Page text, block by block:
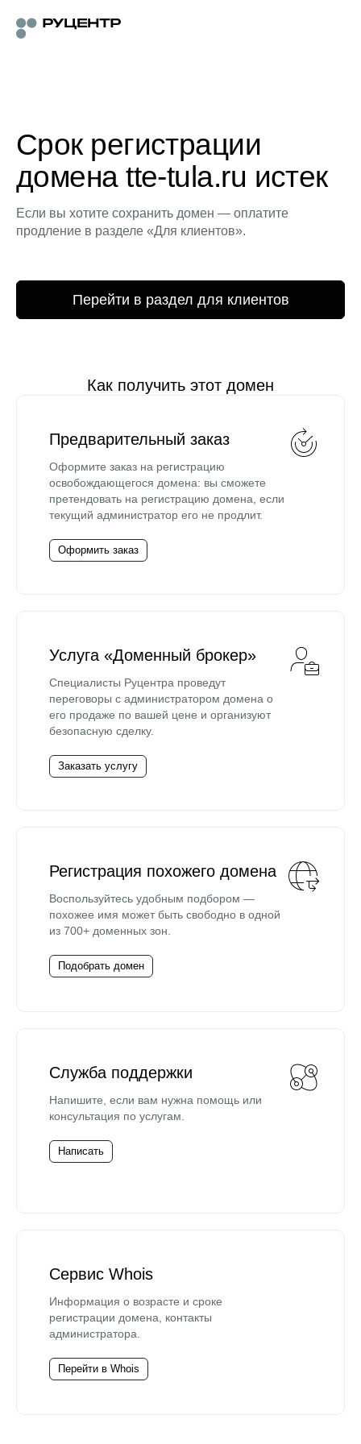
Срок регистрации
домена tte-tula.ru истек
Если вы хотите сохранить домен — оплатите
продление в разделе «Для клиентов».
Перейти в раздел для клиентов
Как получить этот домен
Предварительный заказ
Оформите заказ на регистрацию
освобождающегося домена: вы сможете
претендовать на регистрацию домена, если
текущий администратор его не продлит.
Оформить заказ
Услуга «Доменный брокер»
Специалисты Руцентра проведут
переговоры с администратором домена о
его продаже по вашей цене и организуют
безопасную сделку.
Заказать услугу
Регистрация похожего домена
Воспользуйтесь удобным подбором —
похожее имя может быть свободно в одной
из 700+ доменных зон.
Подобрать домен
Служба поддержки
Напишите, если вам нужна помощь или
консультация по услугам.
Написать
Сервис Whois
Информация о возрасте и сроке
регистрации домена, контакты
администратора.
Перейти в Whois